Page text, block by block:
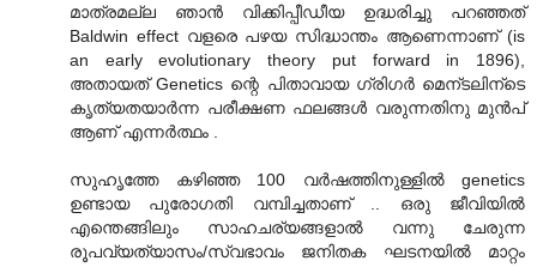
മാത്രമല്ല ഞാന്‍ വിക്കിപ്പീഡീയ ഉദ്ധരിച്ചു പറഞ്ഞത്
Baldwin effect വളരെ പഴയ സിദ്ധാന്തം ആണെന്നാണ് (is
an early evolutionary theory put forward in 1896),
അതായത് Genetics ന്റെ പിതാവായ ഗ്രിഗര്‍ മെന്ടലിന്ടെ
കൃത്യതയാര്‍ന്ന പരീക്ഷണ ഫലങ്ങള്‍ വരുന്നതിനു മുന്‍പ്
ആണ് എന്നര്‍ത്ഥം .
സുഹൃത്തേ കഴിഞ്ഞ 100 വര്‍ഷത്തിനുള്ളില്‍ genetics
ഉണ്ടായ പുരോഗതി വമ്പിച്ചതാണ് .. ഒരു ജീവിയില്‍
എന്തെങ്ങിലും സാഹചര്യങ്ങളാൽ വന്നു ചേരുന്ന
രൂപവ്യത്യാസം/സ്വഭാവം ജനിതക ഘടനയില്‍ മാറ്റം